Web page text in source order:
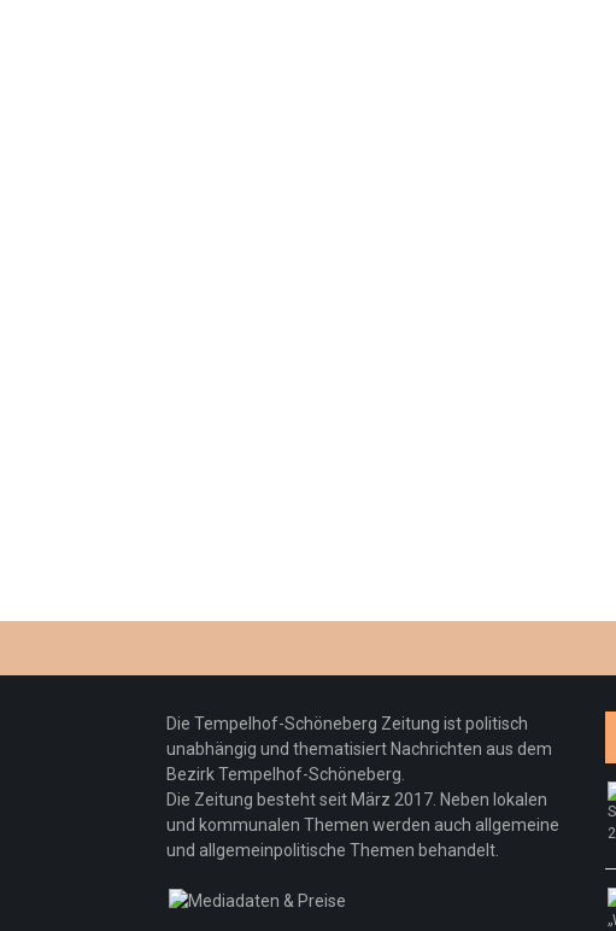
Die Tempelhof-Schöneberg Zeitung ist politisch
unabhängig und thematisiert Nachrichten aus dem
Bezirk Tempelhof-Schöneberg.
Die Zeitung besteht seit März 2017. Neben lokalen
und kommunalen Themen werden auch allgemeine
und allgemeinpolitische Themen behandelt.